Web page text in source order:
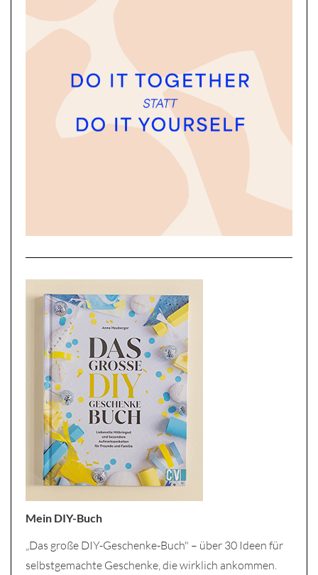
Mein DIY-Buch
„Das große DIY-Geschenke-Buch" – über 30 Ideen für
selbstgemachte Geschenke, die wirklich ankommen.